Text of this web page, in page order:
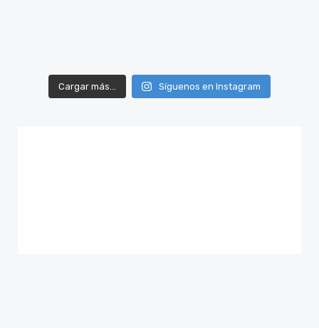
Cargar más... Síguenos en Instagram